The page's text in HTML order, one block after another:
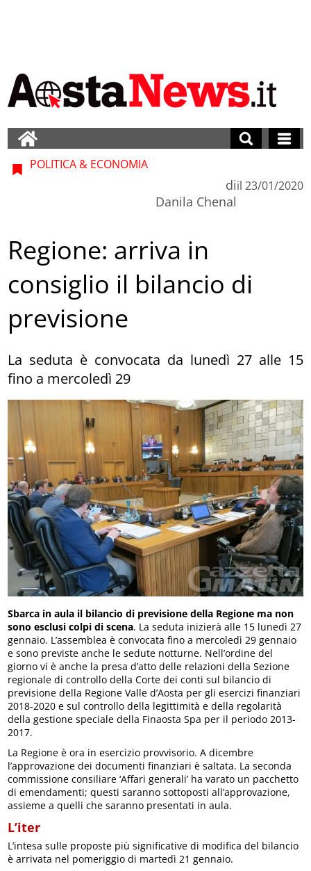
POLITICA & ECONOMIA
di
Danila Chenal
il 23/01/2020
Regione: arriva in
consiglio il bilancio di
previsione
La seduta è convocata da lunedì 27 alle 15
fino a mercoledì 29
Sbarca in aula il bilancio di previsione della Regione ma non
sono esclusi colpi di scena. La seduta inizierà alle 15 lunedì 27
gennaio. L’assemblea è convocata fino a mercoledì 29 gennaio
e sono previste anche le sedute notturne. Nell’ordine del
giorno vi è anche la presa d’atto delle relazioni della Sezione
regionale di controllo della Corte dei conti sul bilancio di
previsione della Regione Valle d’Aosta per gli esercizi finanziari
2018-2020 e sul controllo della legittimità e della regolarità
della gestione speciale della Finaosta Spa per il periodo 2013-
2017.
La Regione è ora in esercizio provvisorio. A dicembre
l’approvazione dei documenti finanziari è saltata. La seconda
commissione consiliare ‘Affari generali’ ha varato un pacchetto
di emendamenti; questi saranno sottoposti all’approvazione,
assieme a quelli che saranno presentati in aula.
L’iter
L’intesa sulle proposte più significative di modifica del bilancio
è arrivata nel pomeriggio di martedì 21 gennaio.